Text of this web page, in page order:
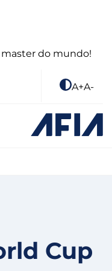
do mundo!
A+A-
Cup